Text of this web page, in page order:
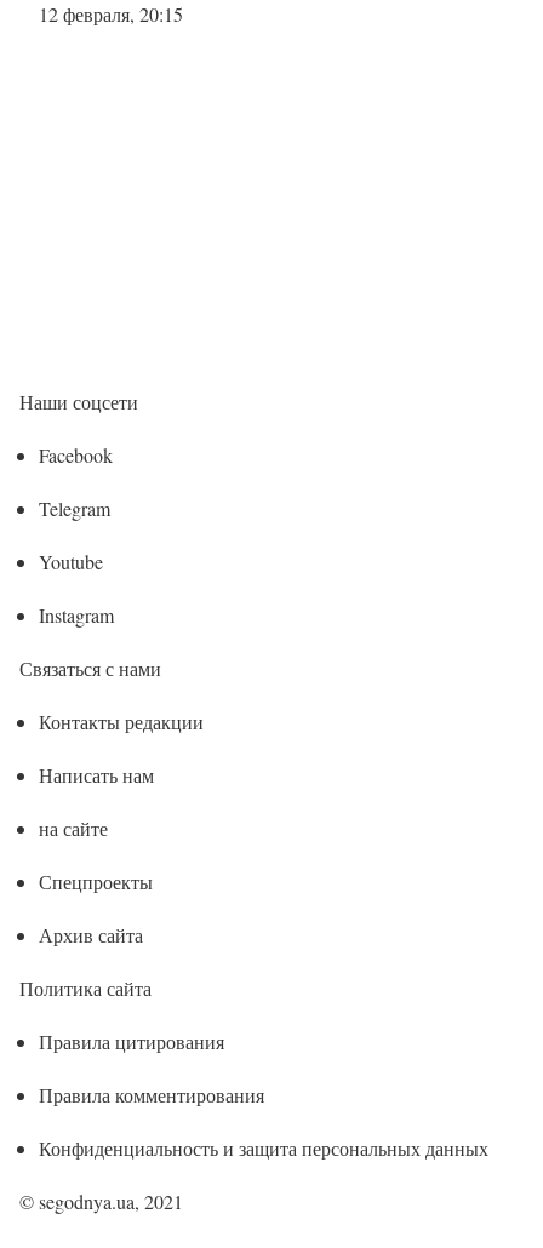
12 февраля, 20:15
Наши соцсети
Facebook
Telegram
Youtube
Instagram
Связаться с нами
Контакты редакции
Написать нам
на сайте
Спецпроекты
Архив сайта
Политика сайта
Правила цитирования
Правила комментирования
Конфиденциальность и защита персональных данных
© segodnya.ua, 2021